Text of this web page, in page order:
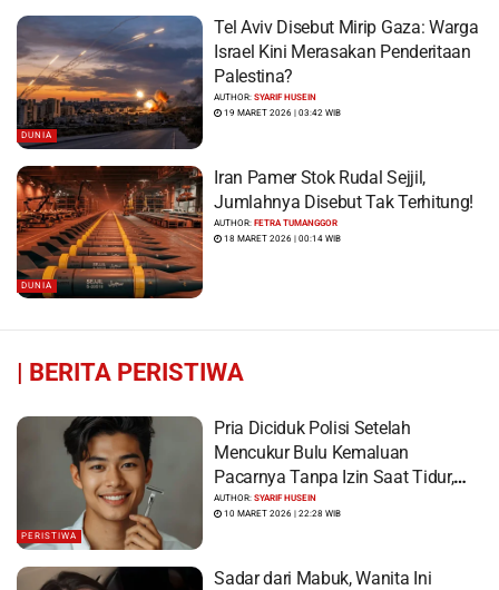
DUNIA
Tel Aviv Disebut Mirip Gaza: Warga
Israel Kini Merasakan Penderitaan
Palestina?
AUTHOR:SYARIF HUSEIN
19 MARET 2026 | 03:42 WIB
DUNIA
Iran Pamer Stok Rudal Sejjil,
Jumlahnya Disebut Tak Terhitung!
AUTHOR:FETRA TUMANGGOR
18 MARET 2026 | 00:14 WIB
BERITA PERISTIWA
PERISTIWA
Pria Diciduk Polisi Setelah
Mencukur Bulu Kemaluan
Pacarnya Tanpa Izin Saat Tidur,
Korban Syok Saat Terbangun
AUTHOR:SYARIF HUSEIN
10 MARET 2026 | 22:28 WIB
Sadar dari Mabuk, Wanita Ini